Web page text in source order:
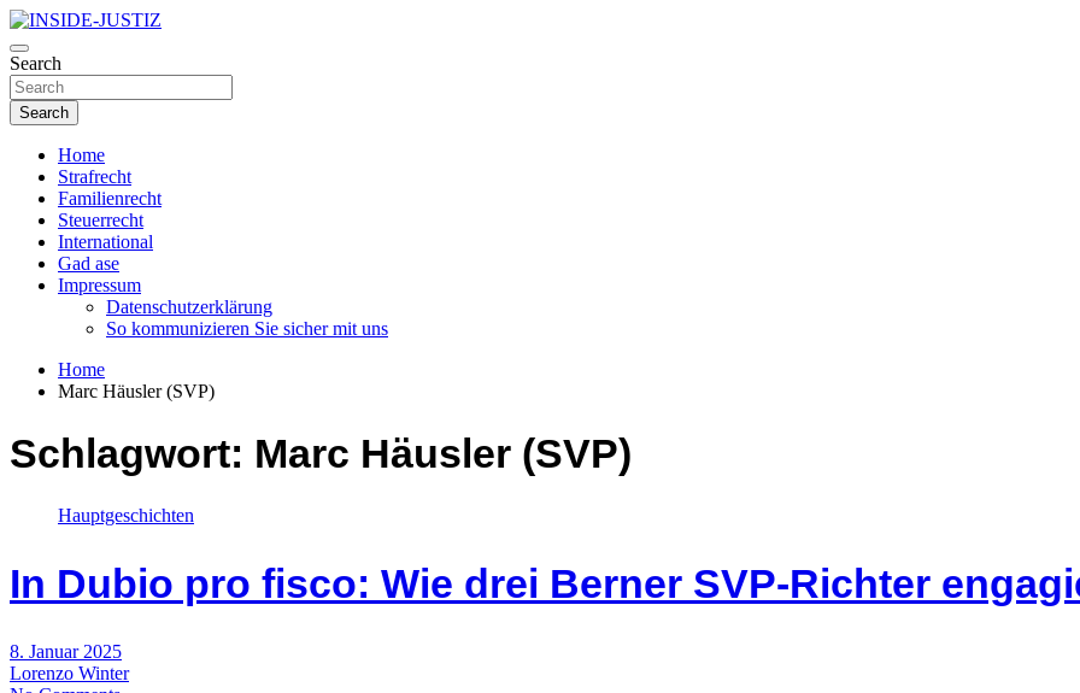
Skip
to
content
INSIDE-JUSTIZ
Investigativer Journalismus zur Dritten Gewalt
Search
Search
Home
Strafrecht
Familienrecht
Steuerrecht
International
Gad ase
Impressum
Datenschutzerklärung
So kommunizieren Sie sicher mit uns
Home
Marc Häusler (SVP)
Schlagwort: Marc Häusler (SVP)
Hauptgeschichten
In Dubio pro fisco: Wie drei Berner SVP-Richter
8. Januar 2025
Lorenzo Winter